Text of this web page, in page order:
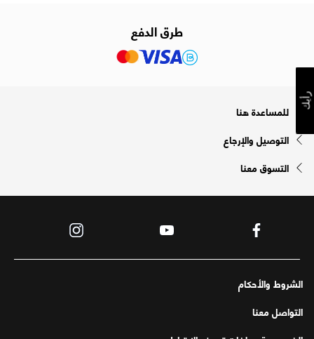
طرق الدفع
للمساعدة هنا
التوصيل والإرجاع
التسوق معنا
الشروط والأحكام
التواصل معنا
رأيك